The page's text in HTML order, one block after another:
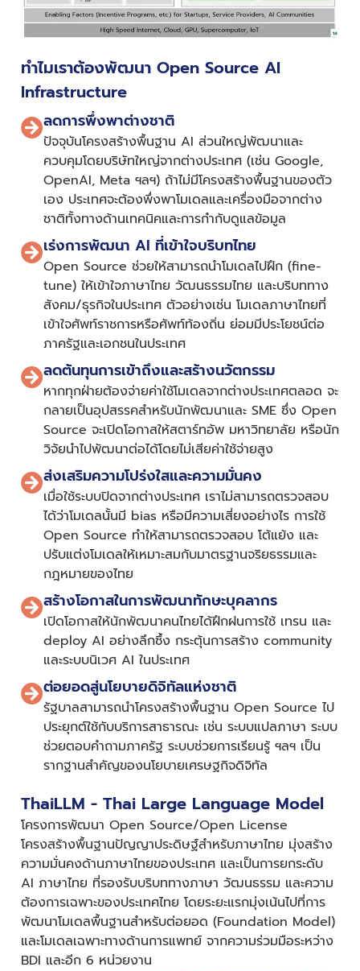
ทำไมเราต้องพัฒนา Open Source AI
Infrastructure
ลดการพึ่งพาต่างชาติ
ปัจจุบันโครงสร้างพื้นฐาน AI ส่วนใหญ่พัฒนาและ
ควบคุมโดยบริษัทใหญ่จากต่างประเทศ (เช่น Google,
OpenAI, Meta ฯลฯ) ถ้าไม่มีโครงสร้างพื้นฐานของตัว
เอง ประเทศจะต้องพึ่งพาโมเดลและเครื่องมือจากต่าง
ชาติทั้งทางด้านเทคนิคและการกำกับดูแลข้อมูล
เร่งการพัฒนา AI ที่เข้าใจบริบทไทย
Open Source ช่วยให้สามารถนำโมเดลไปฝึก (fine-
tune) ให้เข้าใจภาษาไทย วัฒนธรรมไทย และบริบททาง
สังคม/ธุรกิจในประเทศ ตัวอย่างเช่น โมเดลภาษาไทยที่
เข้าใจศัพท์ราชการหรือศัพท์ท้องถิ่น ย่อมมีประโยชน์ต่อ
ภาครัฐและเอกชนในประเทศ
ลดต้นทุนการเข้าถึงและสร้างนวัตกรรม
หากทุกฝ่ายต้องจ่ายค่าใช้โมเดลจากต่างประเทศตลอด จะ
กลายเป็นอุปสรรคสำหรับนักพัฒนาและ SME ซึ่ง Open
Source จะเปิดโอกาสให้สตาร์ทอัพ มหาวิทยาลัย หรือนัก
วิจัยนำไปพัฒนาต่อได้โดยไม่เสียค่าใช้จ่ายสูง
ส่งเสริมความโปร่งใสและความมั่นคง
เมื่อใช้ระบบปิดจากต่างประเทศ เราไม่สามารถตรวจสอบ
ได้ว่าโมเดลนั้นมี bias หรือมีความเสี่ยงอย่างไร การใช้
Open Source ทำให้สามารถตรวจสอบ โต้แย้ง และ
ปรับแต่งโมเดลให้เหมาะสมกับมาตรฐานจริยธรรมและ
กฎหมายของไทย
สร้างโอกาสในการพัฒนาทักษะบุคลากร
เปิดโอกาสให้นักพัฒนาคนไทยได้ฝึกฝนการใช้ เทรน และ
deploy AI อย่างลึกซึ้ง กระตุ้นการสร้าง community
และระบบนิเวศ AI ในประเทศ
ต่อยอดสู่นโยบายดิจิทัลแห่งชาติ
รัฐบาลสามารถนำโครงสร้างพื้นฐาน Open Source ไป
ประยุกต์ใช้กับบริการสาธารณะ เช่น ระบบแปลภาษา ระบบ
ช่วยตอบคำถามภาครัฐ ระบบช่วยการเรียนรู้ ฯลฯ เป็น
รากฐานสำคัญของนโยบายเศรษฐกิจดิจิทัล
ThaiLLM - Thai Large Language Model
โครงการพัฒนา Open Source/Open License
โครงสร้างพื้นฐานปัญญาประดิษฐ์สำหรับภาษาไทย มุ่งสร้าง
ความมั่นคงด้านภาษาไทยของประเทศ และเป็นการยกระดับ
AI ภาษาไทย ที่รองรับบริบททางภาษา วัฒนธรรม และความ
ต้องการเฉพาะของประเทศไทย โดยระยะแรกมุ่งเน้นไปที่การ
พัฒนาโมเดลพื้นฐานสำหรับต่อยอด (Foundation Model)
และโมเดลเฉพาะทางด้านการแพทย์ จากความร่วมมือระหว่าง
BDI และอีก 6 หน่วยงาน